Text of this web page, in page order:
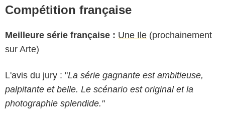
Compétition française
Meilleure série française : Une Ile (prochainement
sur Arte)
L'avis du jury : "La série gagnante est ambitieuse,
palpitante et belle. Le scénario est original et la
photographie splendide."